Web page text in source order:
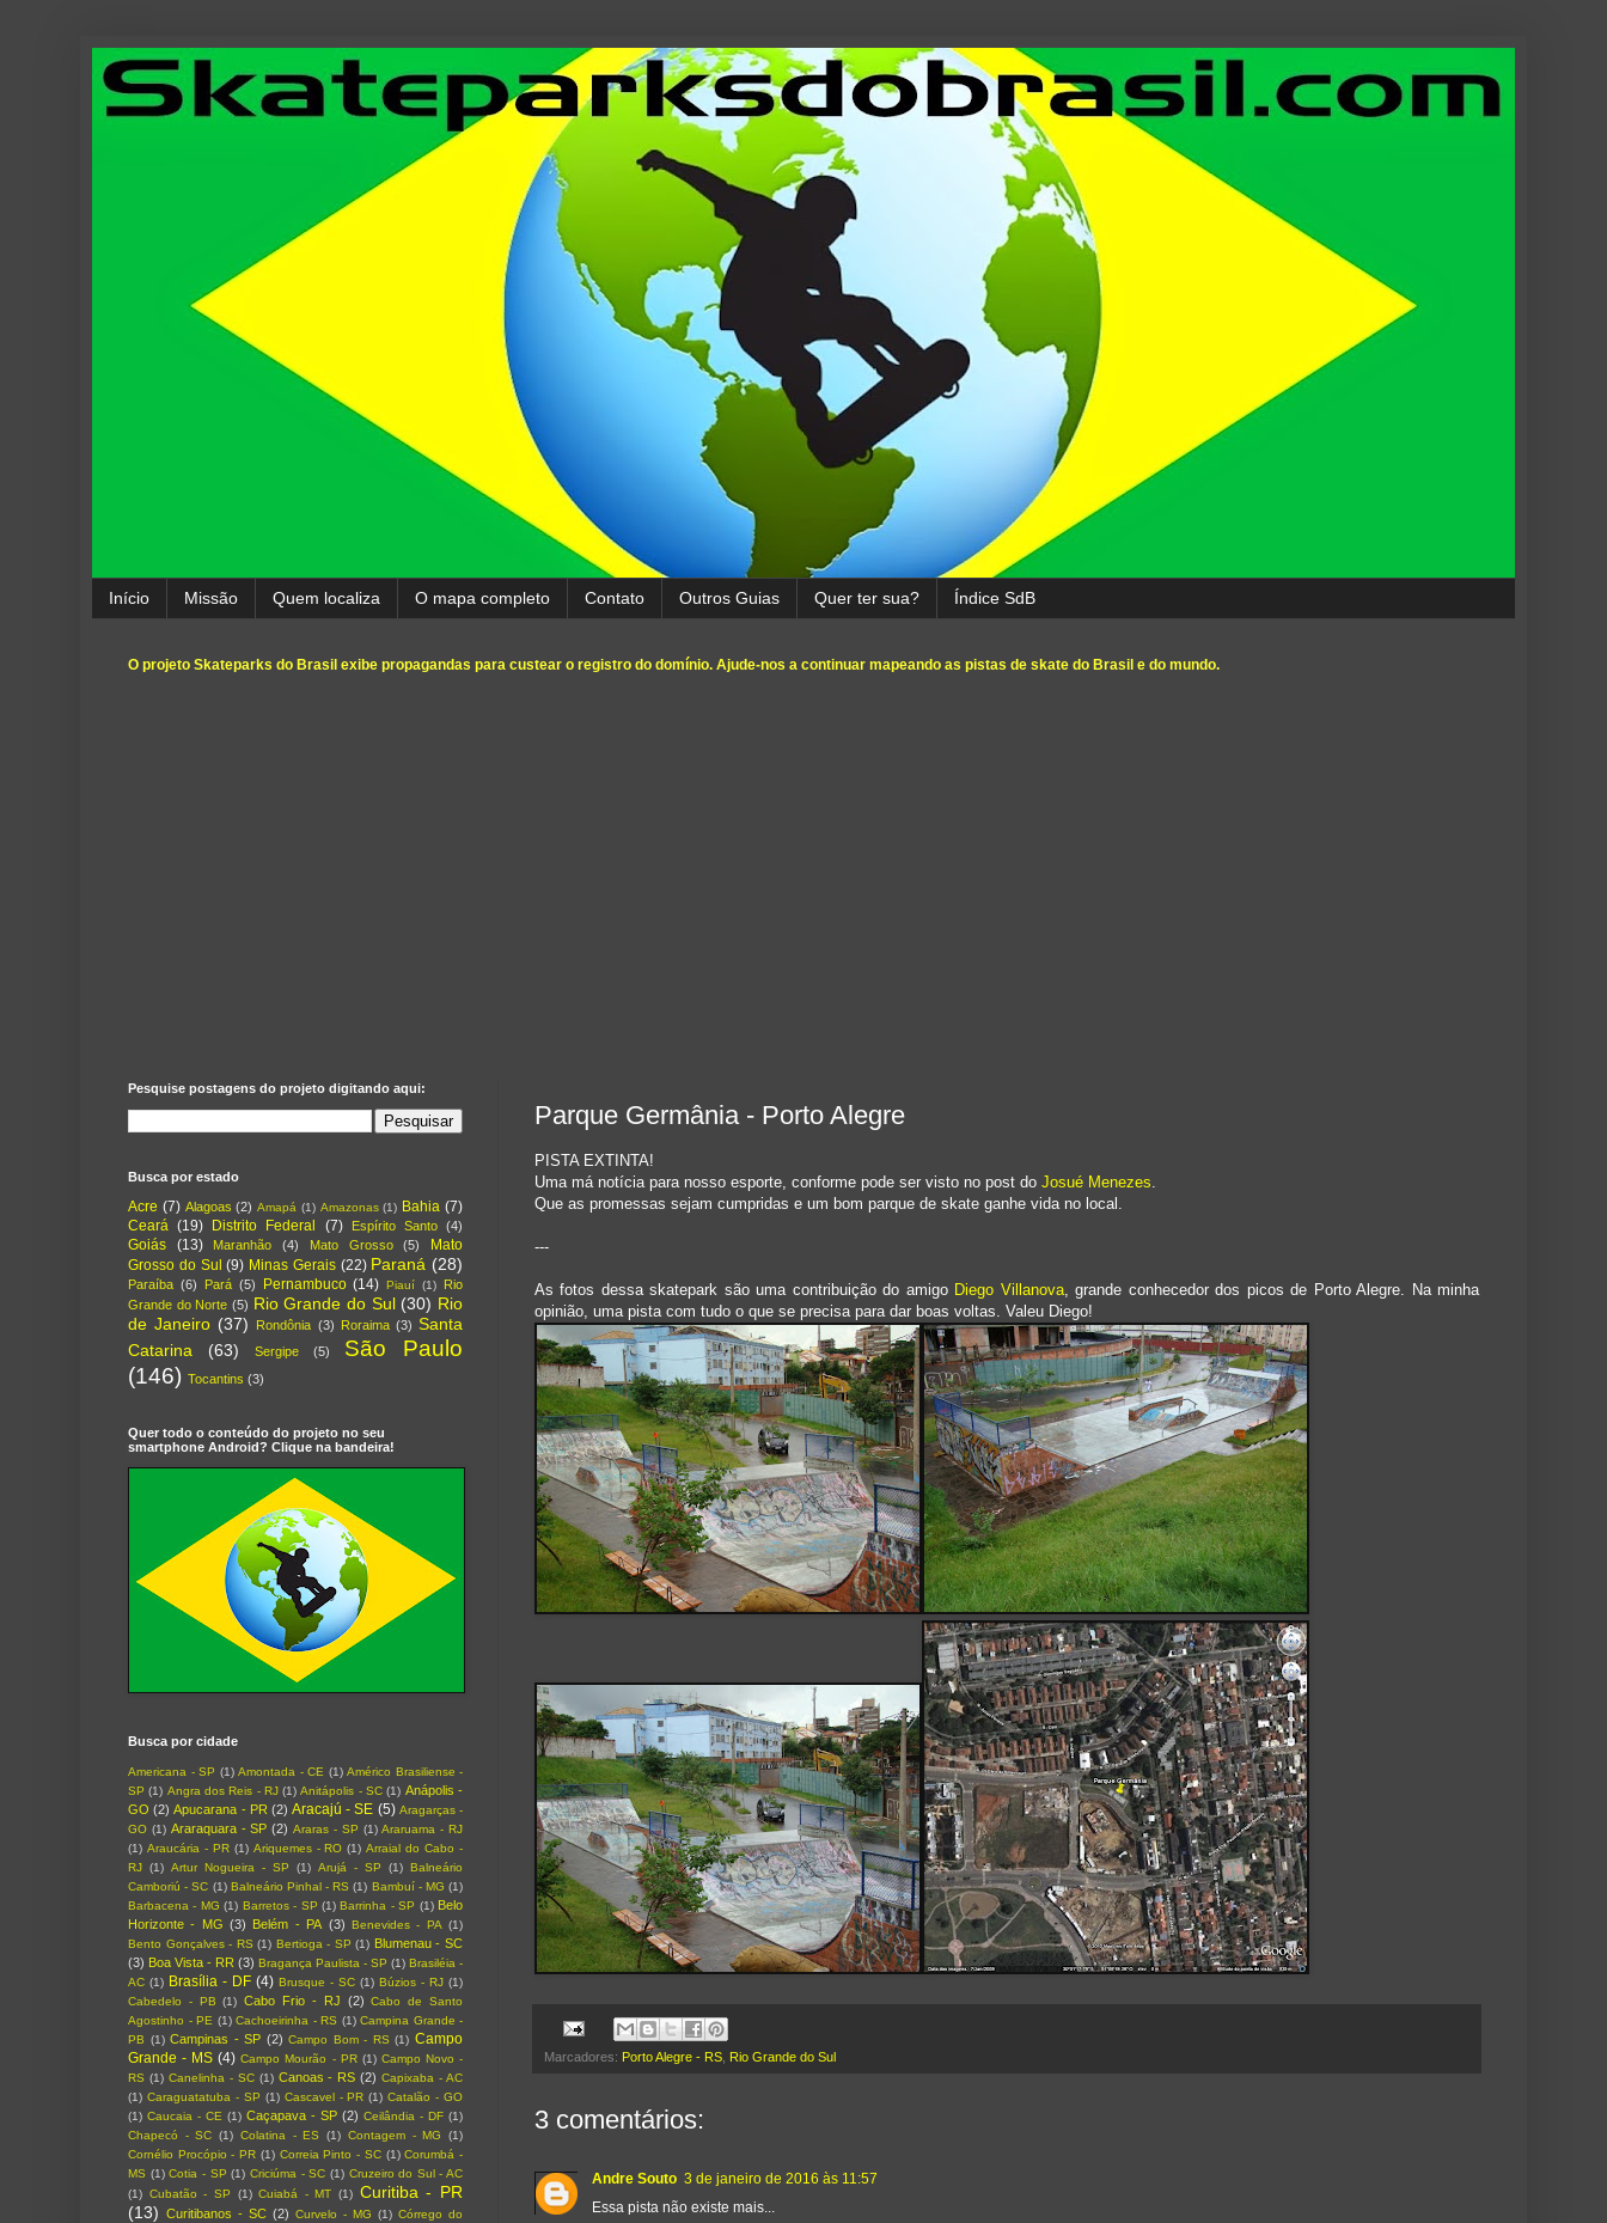
Início Missão Quem localiza O mapa completo Contato Outros Guias Quer ter sua? Índice SdB
O projeto Skateparks do Brasil exibe propagandas para custear o registro do domínio. Ajude-nos a continuar mapeando as pistas de skate do Brasil e do mundo.
Parque Germânia - Porto Alegre
PISTA EXTINTA!
Uma má notícia para nosso esporte, conforme pode ser visto no post do Josué Menezes.
Que as promessas sejam cumpridas e um bom parque de skate ganhe vida no local.
---
As fotos dessa skatepark são uma contribuição do amigo Diego Villanova, grande conhecedor dos picos de Porto Alegre. Na minha
opinião, uma pista com tudo o que se precisa para dar boas voltas. Valeu Diego!
Marcadores: Porto Alegre - RS Rio Grande do Sul
3 comentários:
Andre Souto 3 de janeiro de 2016 às 11:57
Essa pista não existe mais...
Pesquise postagens do projeto digitando aqui:
Busca por estado
Acre (7) Alagoas (2) Amapá (1) Amazonas (1) Bahia (7)
Ceará (19) Distrito Federal (7) Espírito Santo (4)
Goiás (13) Maranhão (4) Mato Grosso (5)
Mato
Grosso do Sul (9) Minas Gerais (22) Paraná (28)
Paraíba (6) Pará (5) Pernambuco (14) Piauí (1)
Rio
Grande do Norte (5) Rio Grande do Sul (30) Rio
de Janeiro (37) Rondônia (3) Roraima (3) Santa
Catarina
(63) Sergipe (5)
São Paulo
(146) Tocantins (3)
Quer todo o conteúdo do projeto no seu
smartphone Android? Clique na bandeira!
Busca por cidade
Americana - SP (1) Amontada - CE (1) Américo Brasiliense -
SP (1) Angra dos Reis - RJ (1) Anitápolis - SC (1) Anápolis -
GO (2) Apucarana - PR (2) Aracajú - SE (5) Aragarças -
GO (1) Araraquara - SP (2) Araras - SP (1) Araruama - RJ
(1) Araucária - PR (1) Ariquemes - RO (1) Arraial do Cabo -
RJ (1) Artur Nogueira - SP (1) Arujá - SP (1) Balneário
Camboriú - SC (1) Balneário Pinhal - RS (1) Bambuí - MG (1)
Barbacena - MG (1) Barretos - SP (1) Barrinha - SP (1) Belo
Horizonte - MG (3) Belém - PA (3) Benevides - PA (1)
Bento Gonçalves - RS (1) Bertioga - SP (1) Blumenau - SC
(3) Boa Vista - RR (3) Bragança Paulista - SP (1) Brasiléia -
AC (1) Brasília - DF (4) Brusque - SC (1) Búzios - RJ (1)
Cabedelo - PB (1) Cabo Frio - RJ (2) Cabo de Santo
Agostinho - PE (1) Cachoeirinha - RS (1) Campina Grande -
PB (1) Campinas - SP (2) Campo Bom - RS (1) Campo
Grande - MS (4) Campo Mourão - PR (1) Campo Novo -
RS (1) Canelinha - SC (1) Canoas - RS (2) Capixaba - AC
(1) Caraguatatuba - SP (1) Cascavel - PR (1) Catalão - GO
(1) Caucaia - CE (1) Caçapava - SP (2) Ceilândia - DF (1)
Chapecó - SC (1) Colatina - ES (1) Contagem - MG
(1)
Cornélio Procópio - PR (1) Correia Pinto - SC (1) Corumbá -
MS (1) Cotia - SP (1) Criciúma - SC (1) Cruzeiro do Sul - AC
(1) Cubatão - SP (1) Cuiabá - MT (1) Curitiba - PR
(13) Curitibanos - SC (2) Curvelo - MG (1) Córrego do